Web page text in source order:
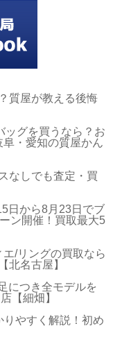
質屋が教える後悔
ッグを買うなら？お
・愛知の質屋かん
なしでも査定・買
日から8月23日でブ
ン開催！買取最大5
エ/リングの買取なら
北名古屋】
につき全モデルを
【細畑】
やすく解説！初め